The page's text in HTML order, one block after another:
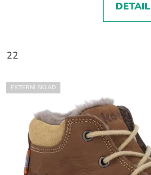
DETAIL
22
EXTERNÍ SKLAD